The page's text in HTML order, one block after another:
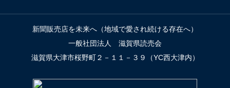
新聞販売店を未来へ（地域で愛され続ける存在へ）
一般社団法人 滋賀県読売会
滋賀県大津市桜野町２－１１－３９（YC西大津内）